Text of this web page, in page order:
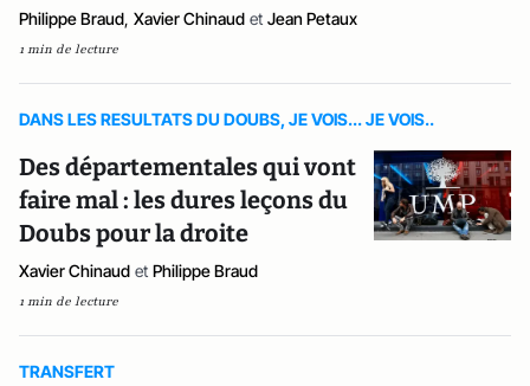
Philippe Braud, Xavier Chinaud et Jean Petaux
1 min de lecture
DANS LES RESULTATS DU DOUBS, JE VOIS... JE VOIS..
Des départementales qui vont
faire mal : les dures leçons du
Doubs pour la droite
Xavier Chinaud et Philippe Braud
1 min de lecture
TRANSFERT